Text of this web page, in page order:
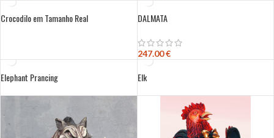
Crocodilo em Tamanho Real DALMATA
247.00€
Elephant Prancing Elk